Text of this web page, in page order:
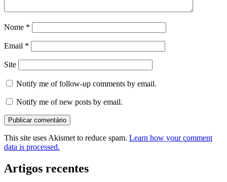
Nome *
Email *
Site
Notify me of follow-up comments by email.
Notify me of new posts by email.
This site uses Akismet to reduce spam. Learn how your comment
data is processed.
Artigos recentes